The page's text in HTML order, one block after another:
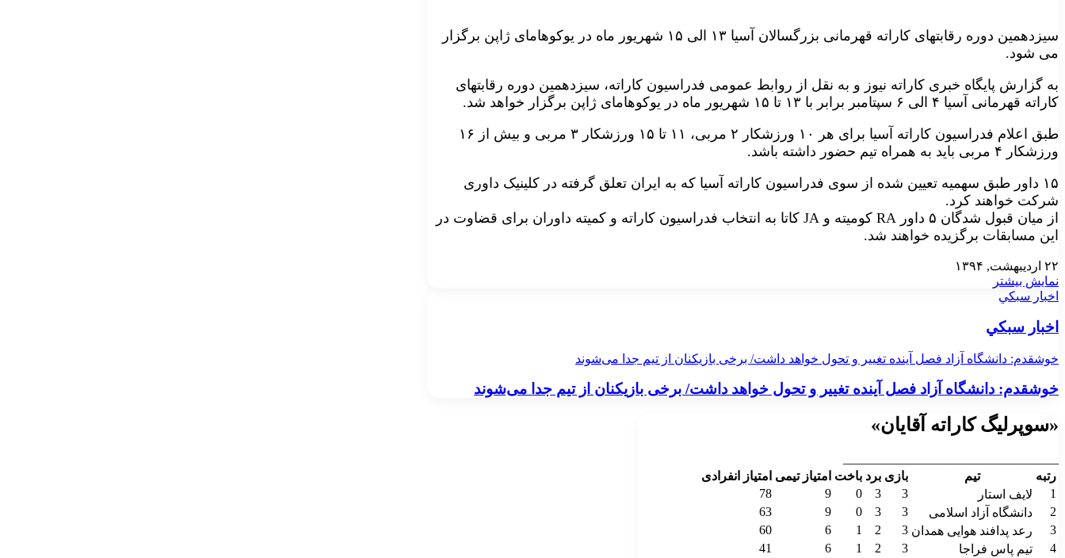
سیزدهمین دوره رقابتهای کاراته قهرمانی بزرگسالان آسیا ۱۳ الی ۱۵ شهریور ماه در یوکوهامای ژاپن برگزار
می شود.
به گزارش پایگاه خبری کاراته نیوز و به نقل از روابط عمومی فدراسیون کاراته، سیزدهمین دوره رقابتهای
کاراته قهرمانی آسیا ۴ الی ۶ سپتامبر برابر با ۱۳ تا ۱۵ شهریور ماه در یوکوهامای ژاپن برگزار خواهد شد.
طبق اعلام فدراسیون کاراته آسیا برای هر ۱۰ ورزشکار ۲ مربی، ۱۱ تا ۱۵ ورزشکار ۳ مربی و بیش از ۱۶
ورزشکار ۴ مربی باید به همراه تیم حضور داشته باشد.
۱۵ داور طبق سهمیه تعیین شده از سوی فدراسیون کاراته آسیا که به ایران تعلق گرفته در کلینیک داوری
شرکت خواهند کرد.
از میان قبول شدگان ۵ داور RA کومیته و JA کاتا به انتخاب فدراسیون کاراته و کمیته داوران برای قضاوت در
این مسابقات برگزیده خواهند شد.
۲۲ اردیبهشت, ۱۳۹۴
نمایش بیشتر
اخبار سبكي
اخبار سبكي
خوشقدم: دانشگاه آزاد فصل آینده تغییر و تحول خواهد داشت/ برخی بازیکنان از تیم جدا می‌شوند
خوشقدم: دانشگاه آزاد فصل آینده تغییر و تحول خواهد داشت/ برخی بازیکنان از تیم جدا می‌شوند
«سوپرلیگ کاراته آقایان»
رتبه
تیم بازی برد باخت امتیاز تیمی امتیاز انفرادی
1
لایف استار 3
3
0
9
78
2
دانشگاه آزاد اسلامی 3
3
0
9
63
3
رعد پدافند هوایی همدان 3
2
1
6
60
4
تیم پاس فراجا 3
2
1
6
41